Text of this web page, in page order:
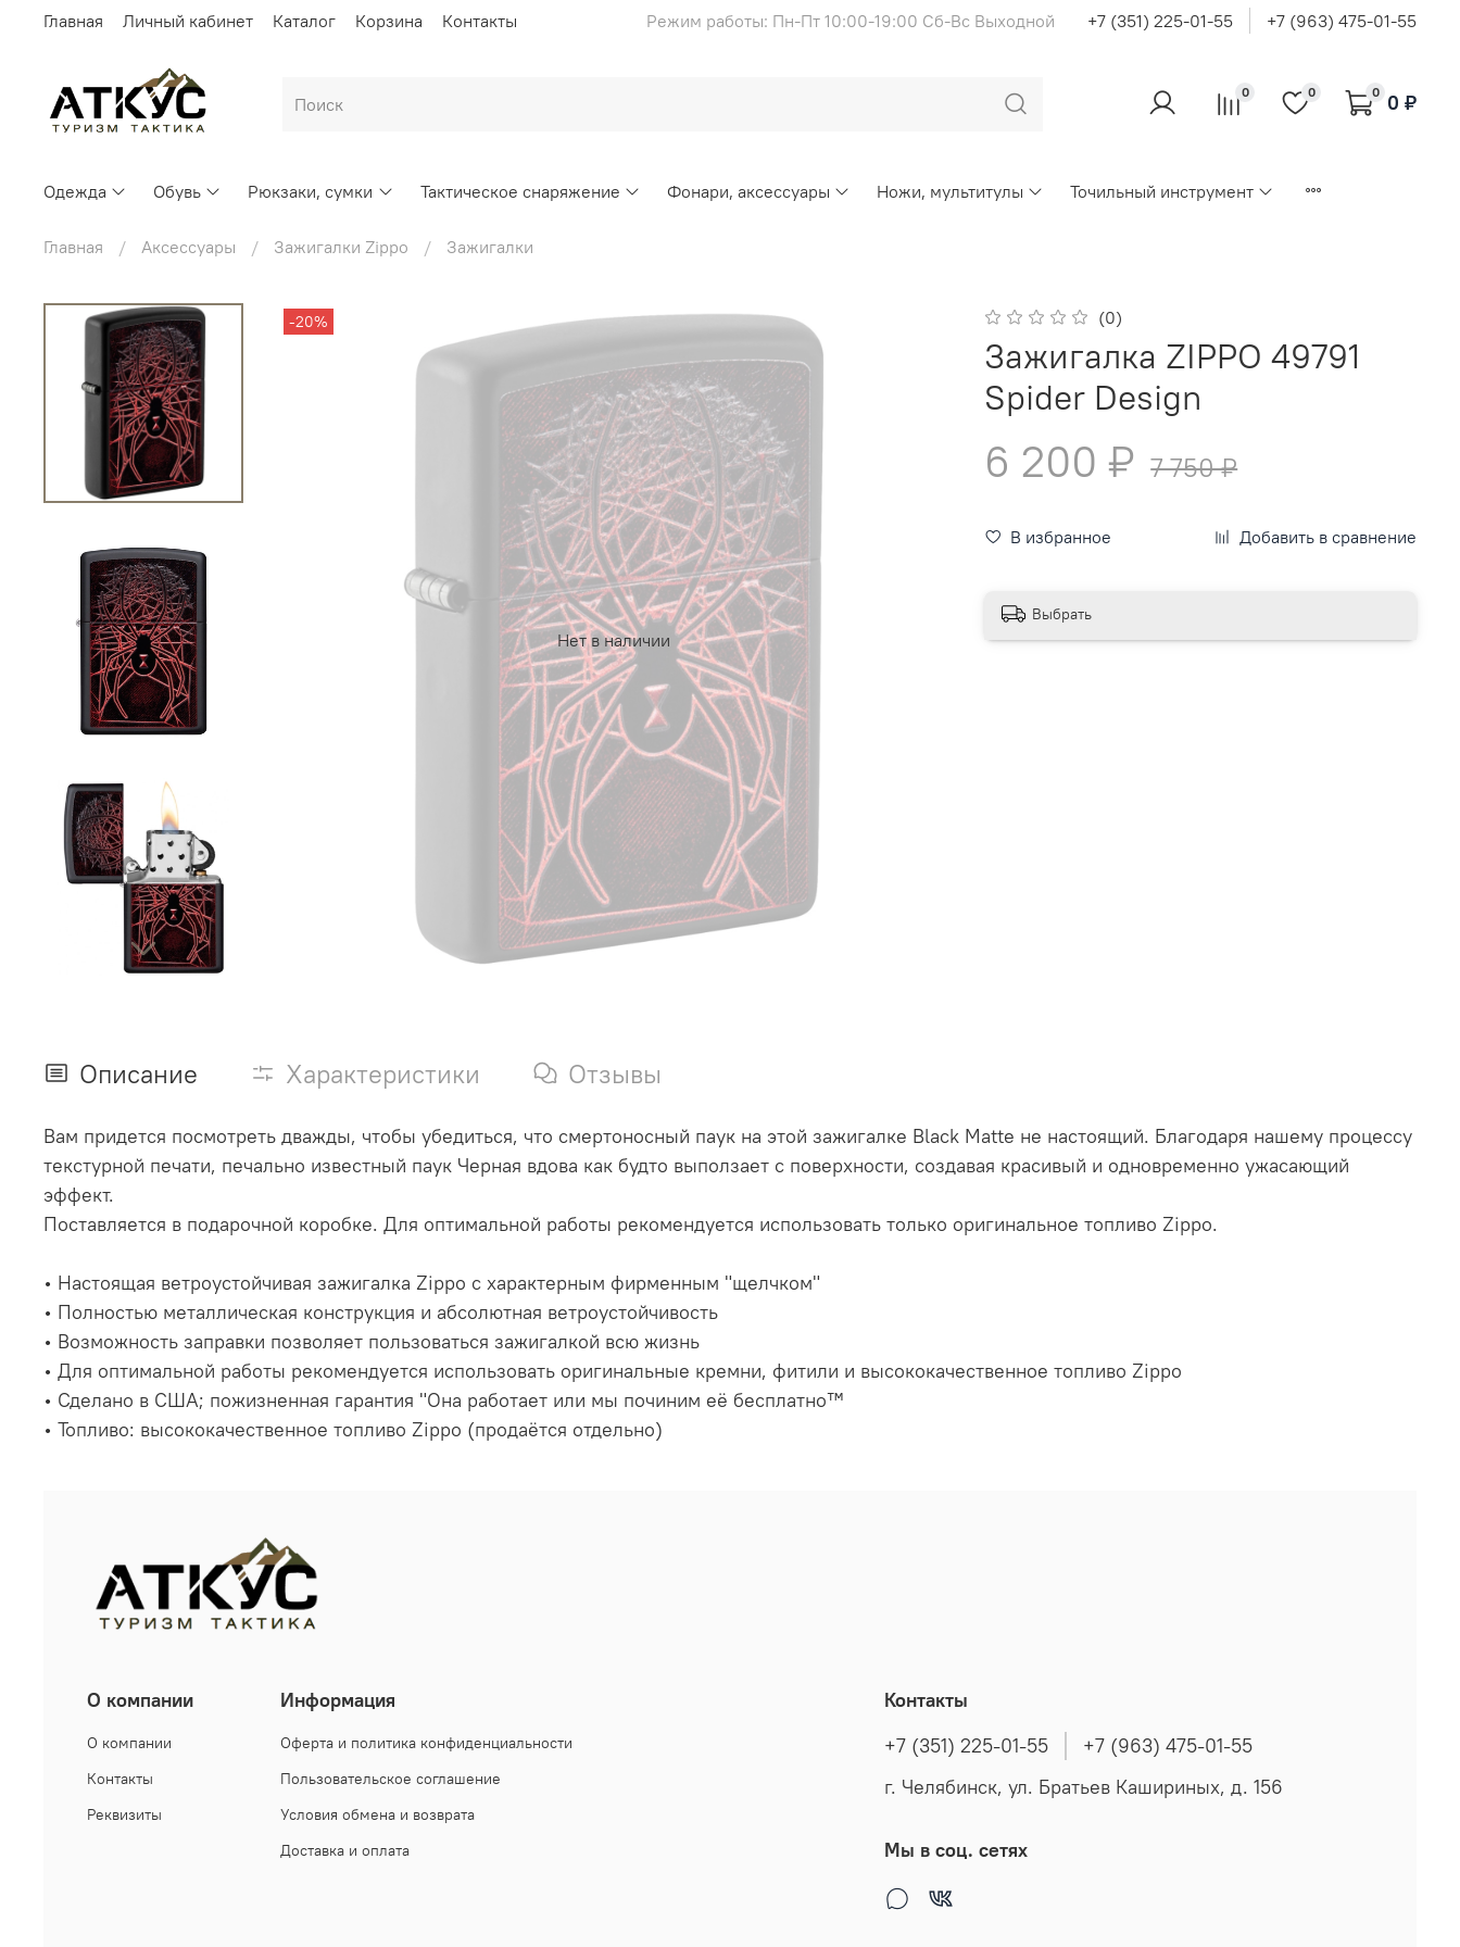
Главная Личный кабинет Каталог Корзина Контакты Режим работы: Пн-Пт 10:00-19:00 Сб-Вс Выходной +7 (351) 225-01-55 +7 (963) 475-01-55
0 0 0 0 ₽
Одежда Обувь Рюкзаки, сумки Тактическое снаряжение Фонари, аксессуары Ножи, мультитулы Точильный инструмент
Главная Аксессуары Зажигалки Zippo Зажигалки
Нет в наличии
-20% (0)
Зажигалка ZIPPO 49791
Spider Design
6 200 ₽ 7 750 ₽
В избранное Добавить в сравнение
Выбрать
Описание Характеристики Отзывы
Вам придется посмотреть дважды, чтобы убедиться, что смертоносный паук на этой зажигалке Black Matte не настоящий. Благодаря нашему процессу
текстурной печати, печально известный паук Черная вдова как будто выползает с поверхности, создавая красивый и одновременно ужасающий
эффект.
Поставляется в подарочной коробке. Для оптимальной работы рекомендуется использовать только оригинальное топливо Zippo.
• Настоящая ветроустойчивая зажигалка Zippo с характерным фирменным "щелчком"
• Полностью металлическая конструкция и абсолютная ветроустойчивость
• Возможность заправки позволяет пользоваться зажигалкой всю жизнь
• Для оптимальной работы рекомендуется использовать оригинальные кремни, фитили и высококачественное топливо Zippo
• Сделано в США; пожизненная гарантия "Она работает или мы починим её бесплатно™
• Топливо: высококачественное топливо Zippo (продаётся отдельно)
О компании
О компании
Контакты
Реквизиты
Информация
Оферта и политика конфиденциальности
Пользовательское соглашение
Условия обмена и возврата
Доставка и оплата
Контакты
+7 (351) 225-01-55
+7 (963) 475-01-55
г. Челябинск, ул. Братьев Кашириных, д. 156
Мы в соц. сетях